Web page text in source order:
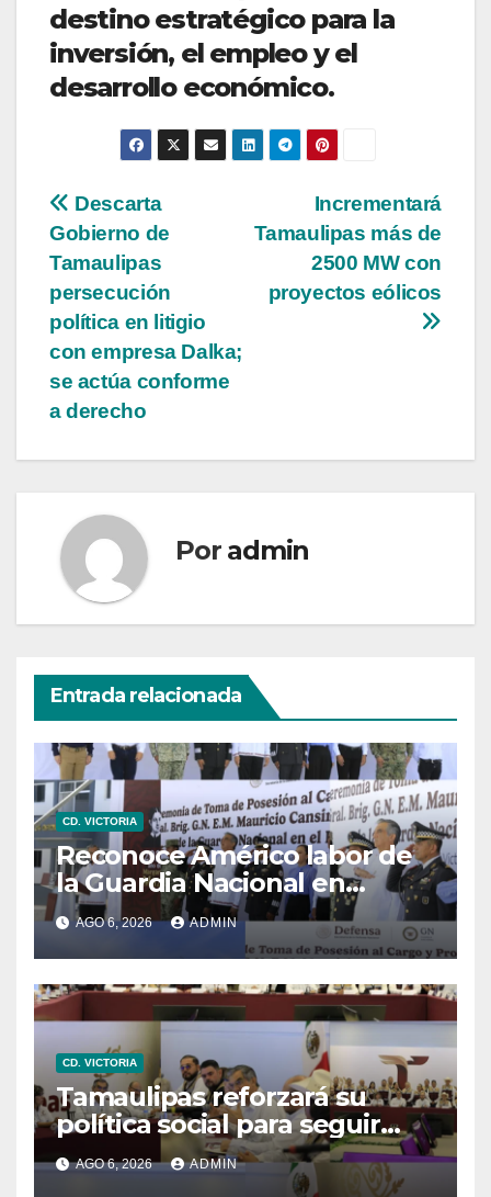
destino estratégico para la
inversión, el empleo y el
desarrollo económico.
Navegación
de
entradas
Incrementará
Tamaulipas más de
2500 MW con
proyectos eólicos
Descarta
Gobierno de
Tamaulipas
persecución
política en litigio
con empresa Dalka;
se actúa conforme
a derecho
Por admin
Entrada relacionada
CD. VICTORIA
Reconoce Américo labor de
la Guardia Nacional en
Tamaulipas; atestigua
llegada del nuevo
coordinador estatal
AGO 6, 2026 ADMIN
CD. VICTORIA
Tamaulipas reforzará su
política social para seguir
reduciendo niveles de
pobreza extrema: Américo
AGO 6, 2026 ADMIN